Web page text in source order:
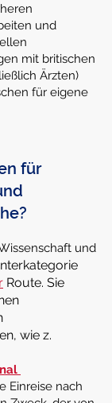
und
mit britischen
Ärzten)
für eigene
für
und
Route. Sie
wie z.
Einreise nach